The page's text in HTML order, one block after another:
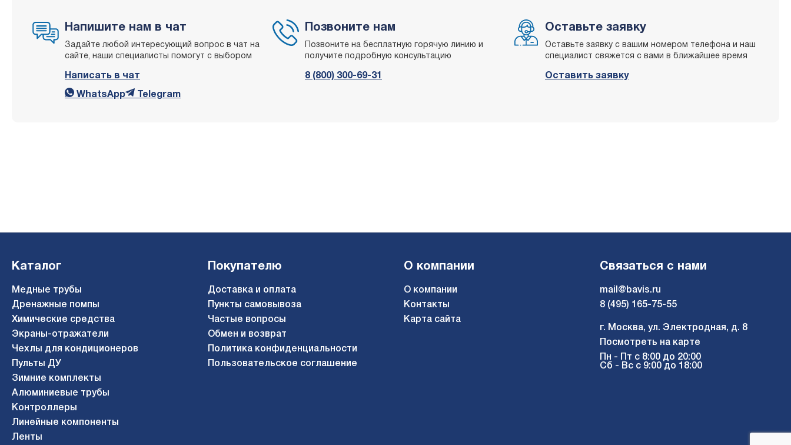
Напишите нам в чат
Задайте любой интересующий вопрос в чат на
сайте, наши специалисты помогут с выбором
Написать в чат
WhatsApp Telegram
Позвоните нам
Позвоните на бесплатную горячую линию и
получите подробную консультацию
8 (800) 300-69-31
Оставьте заявку
Оставьте заявку с вашим номером телефона и наш
специалист свяжется с вами в ближайшее время
Оставить заявку
Каталог
Медные трубы
Дренажные помпы
Химические средства
Экраны-отражатели
Чехлы для кондиционеров
Пульты ДУ
Зимние комплекты
Алюминиевые трубы
Контроллеры
Линейные компоненты
Ленты
Покупателю
Доставка и оплата
Пункты самовывоза
Частые вопросы
Обмен и возврат
Политика конфиденциальности
Пользовательское соглашение
О компании
О компании
Контакты
Карта сайта
Связаться с нами
mail@bavis.ru
8 (495) 165-75-55
г. Москва, ул. Электродная, д. 8
Посмотреть на карте
Пн - Пт с 8:00 до 20:00
Сб - Вс с 9:00 до 18:00